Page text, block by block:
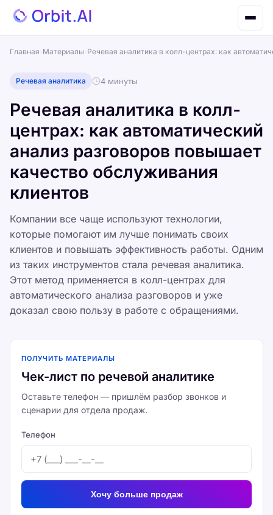
Главная Материалы Речевая аналитика в колл-центрах: как
Речевая аналитика 4 минуты
Речевая аналитика в колл-
центрах: как автоматический
анализ разговоров повышает
качество обслуживания
клиентов
Компании все чаще используют технологии,
которые помогают им лучше понимать своих
клиентов и повышать эффективность работы. Одним
из таких инструментов стала речевая аналитика.
Этот метод применяется в колл-центрах для
автоматического анализа разговоров и уже
доказал свою пользу в работе с обращениями.
ПОЛУЧИТЬ МАТЕРИАЛЫ
Чек-лист по речевой аналитике
Оставьте телефон — пришлём разбор звонков и
сценарии для отдела продаж.
Телефон
Хочу больше продаж